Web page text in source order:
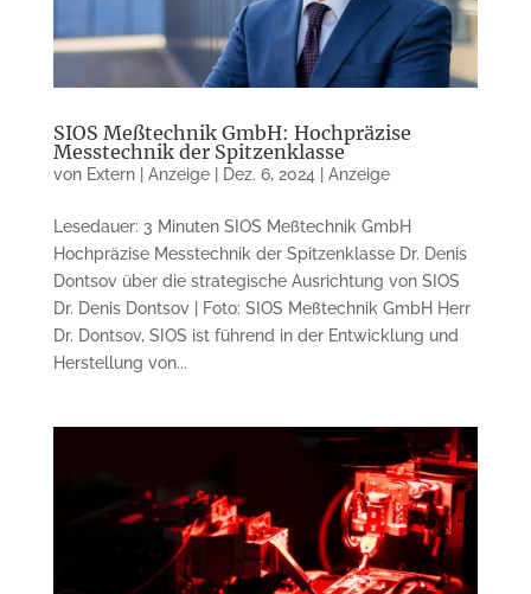
SIOS Meßtechnik GmbH: Hochpräzise
Messtechnik der Spitzenklasse
von Extern | Anzeige| Dez. 6, 2024 Anzeige
Lesedauer: 3 Minuten SIOS Meßtechnik GmbH
Hochpräzise Messtechnik der Spitzenklasse Dr. Denis
Dontsov über die strategische Ausrichtung von SIOS
Dr. Denis Dontsov | Foto: SIOS Meßtechnik GmbH Herr
Dr. Dontsov, SIOS ist führend in der Entwicklung und
Herstellung von...